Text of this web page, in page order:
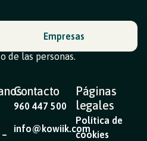
Empresas
de las personas.
Contacto
960 447 500
info@kowiik.com
Páginas
legales
Política de
cookies